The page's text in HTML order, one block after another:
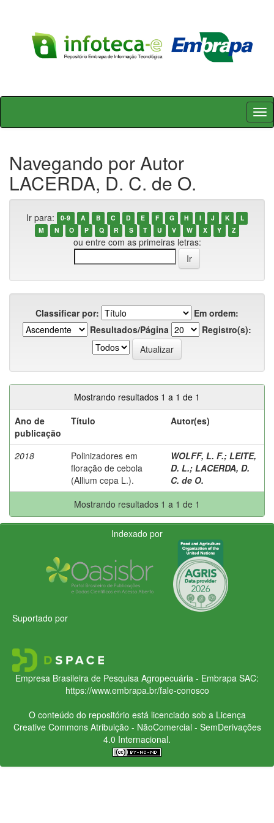
Skip
Navegando por Autor
LACERDA, D. C. de O.
Ir para: 0-9 A B C D E F G H I J K
L
M
N O P Q R S T U V W X Y Z
ou entre com as primeiras letras:
Classificar por:
Em ordem:
Resultados/Página
Registro(s):
Mostrando resultados 1 a 1 de 1
Ano de
publicação
Título Autor(es)
2018
Polinizadores em
floração de cebola
(Allium cepa L.).
WOLFF, L. F.; LEITE,
D. L.; LACERDA, D.
C. de O.
Mostrando resultados 1 a 1 de 1
Indexado por
Suportado por
Empresa Brasileira de Pesquisa Agropecuária - Embrapa SAC:
https://www.embrapa.br/fale-conosco
O conteúdo do repositório está licenciado sob a Licença
Creative CommonsAtribuição - NãoComercial - SemDerivações
4.0 Internacional.